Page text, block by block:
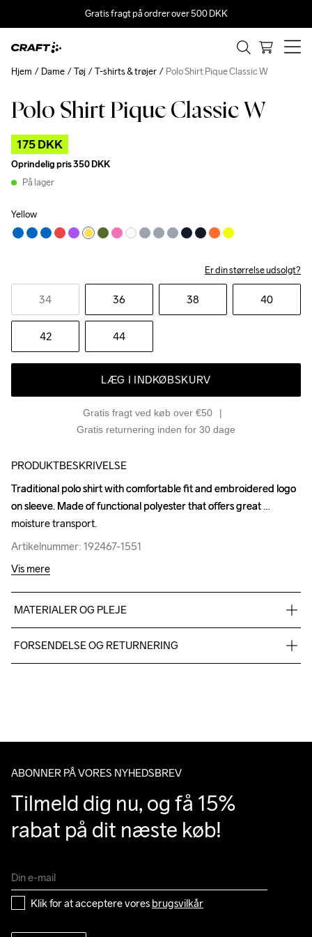
Gratis fragt på ordrer over 500 DKK
Polo Shirt Pique Classic W
175 DKK
Oprindelig pris350 DKK
På lager
Yellow
Er din størrelse udsolgt?
34 36 38 40
42 44
LÆG I INDKØBSKURV
Gratis fragt ved køb over €50
Gratis returnering inden for 30 dage
Hjem Dame Tøj T-shirts & trøjer Polo Shirt Pique Classic W
Outlet
PRODUKTBESKRIVELSE
Traditional polo shirt with comfortable fit and embroidered logo
on sleeve. Made of functional polyester that offers great
moisture transport.
Artikelnummer: 192467-1551
Traditional polo shirt with comfortable fit and embroidered logo
on sleeve. Made of functional polyester that offers great
moisture transport.
Artikelnummer: 192467-1551
Vis mere
MATERIALER OG PLEJE
FORSENDELSE OG RETURNERING
ABONNER PÅ VORES NYHEDSBREV
Tilmeld dig nu, og få 15%
rabat på dit næste køb!
Klik for at acceptere vores brugsvilkår